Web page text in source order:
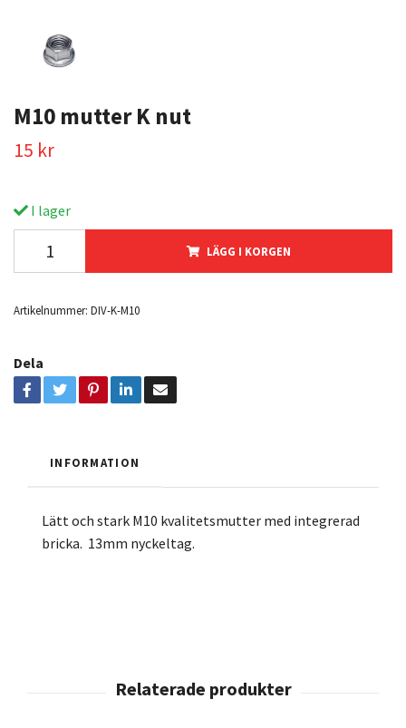
M10 mutter K nut
15 kr
I lager
LÄGG I KORGEN
Artikelnummer: DIV-K-M10
Dela
INFORMATION
Lätt och stark M10 kvalitetsmutter med integrerad
bricka. 13mm nyckeltag.